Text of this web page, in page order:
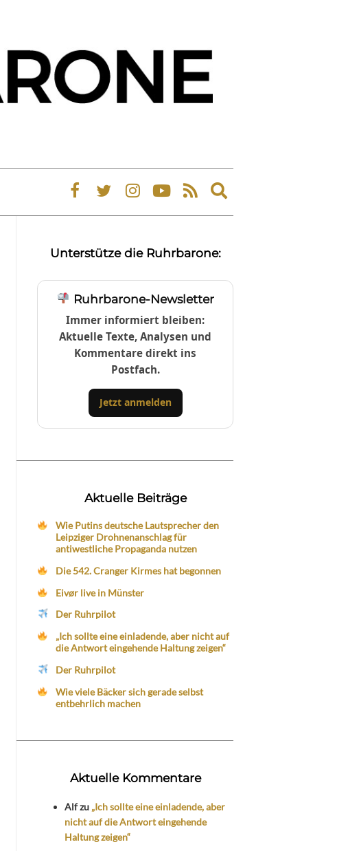
Expand
search
Unterstütze die Ruhrbarone:
Ruhrbarone-Newsletter
Immer informiert bleiben:
Aktuelle Texte, Analysen und
Kommentare direkt ins
Postfach.
Jetzt anmelden
Aktuelle Beiträge
Wie Putins deutsche Lautsprecher den
Leipziger Drohnenanschlag für
antiwestliche Propaganda nutzen
Die 542. Cranger Kirmes hat begonnen
Eivør live in Münster
Der Ruhrpilot
„Ich sollte eine einladende, aber nicht auf
die Antwort eingehende Haltung zeigen“
Der Ruhrpilot
Wie viele Bäcker sich gerade selbst
entbehrlich machen
Aktuelle Kommentare
Alfzu „Ich sollte eine einladende, aber
nicht auf die Antwort eingehende
Haltung zeigen“